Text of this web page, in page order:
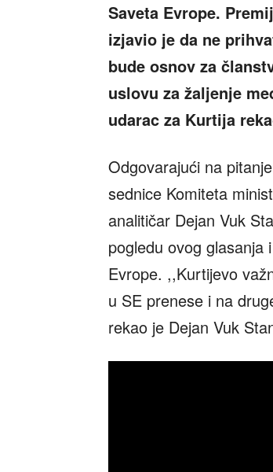
Saveta Evrope.
izjavio je da ne
bude osnov za
uslovu za žaljenje
udarac za Kurtija
Odgovarajući na
sednice Komiteta
analitičar Dejan Vuk
pogledu ovog glasanja
Evrope. ,,Kurtijevo
u SE prenese i na
rekao je Dejan Vuk